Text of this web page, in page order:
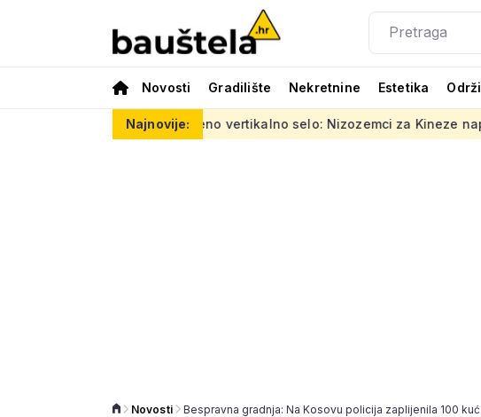
Novosti Gradilište Nekretnine Estetika
Najnovije:
Šareno vertikalno selo: Nizozemci za Kineze napravili zgradu
Novosti